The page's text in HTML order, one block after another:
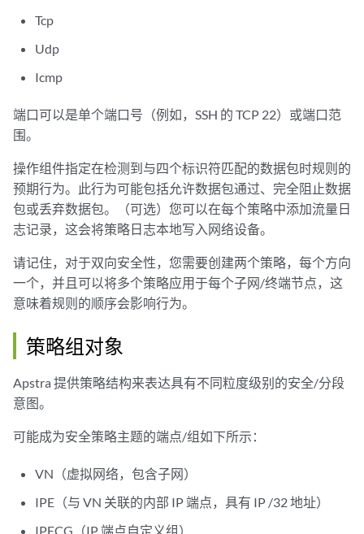
Tcp
Udp
Icmp
端口可以是单个端口号（例如，SSH 的 TCP 22）或端口范
围。
操作组件指定在检测到与四个标识符匹配的数据包时规则的
预期行为。此行为可能包括允许数据包通过、完全阻止数据
包或丢弃数据包。（可选）您可以在每个策略中添加流量日
志记录，这会将策略日志本地写入网络设备。
请记住，对于双向安全性，您需要创建两个策略，每个方向
一个，并且可以将多个策略应用于每个子网/终端节点，这
意味着规则的顺序会影响行为。
策略组对象
Apstra 提供策略结构来表达具有不同粒度级别的安全/分段
意图。
可能成为安全策略主题的端点/组如下所示：
VN（虚拟网络，包含子网）
IPE（与 VN 关联的内部 IP 端点，具有 IP /32 地址）
IPECG（IP 端点自定义组）